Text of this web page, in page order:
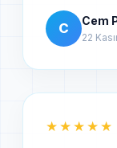
C Cem
22
★★★★★